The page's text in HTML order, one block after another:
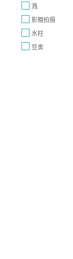
溅
影棚拍摄
水柱
豆类